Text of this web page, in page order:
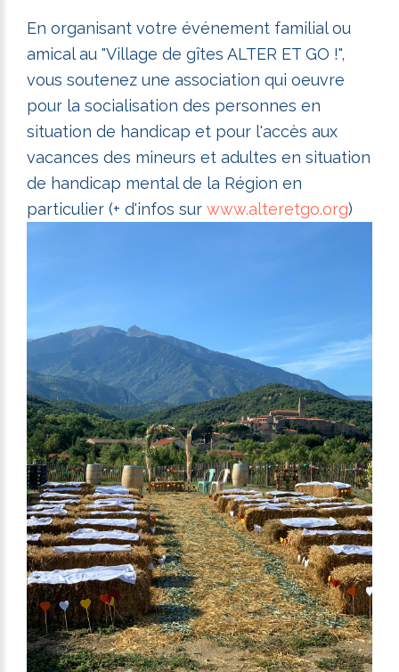
En organisant votre événement familial ou
amical au "Village de gîtes ALTER ET GO !",
vous soutenez une association qui oeuvre
pour la socialisation des personnes en
situation de handicap et pour l'accès aux
vacances des mineurs et adultes en situation
de handicap mental de la Région en
particulier (+ d'infos sur www.alteretgo.org)